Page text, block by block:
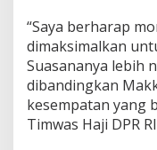
i
“Saya berharap
dimaksimalkan
Suasananya lebih
dibandingkan
kesempatan yang
Timwas Haji DPR